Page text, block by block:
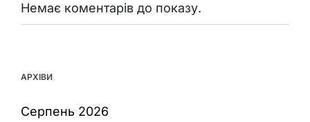
Немає коментарів до показу.
АРХІВИ
Серпень 2026